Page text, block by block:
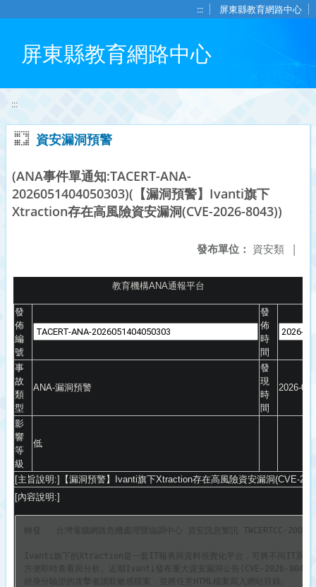
::: 屏東縣教育網路中心
屏東縣教育網路中心
:::
資安漏洞預警
(ANA事件單通知:TACERT-ANA-
2026051404050303)(【漏洞預警】Ivanti旗下
Xtraction存在高風險資安漏洞(CVE-2026-8043))
發布單位： 資安類 |
教育機構ANA通報平台
發
佈
編
號
發
佈
時
間
事
故
類
型
ANA-漏洞預警
發
現
時
間
2026-
影
響
等
級
低
[主旨說明:]【漏洞預警】 Ivanti旗下Xtraction存在高風險資安漏洞(CVE-
[內容說明:]
轉發   台灣電腦網路危機處理暨協調中心 資安訊息警訊 TWCERTCC-200-
Ivanti旗下的Xtraction是一套IT報表與資料視覺
化平台，可將不同IT系統
方便即時查看與分析。近期Ivanti發布重大資安漏洞公告( CVE-2026-8043
經身分驗證的攻擊者讀取敏感檔案，
並將任意HTML檔案寫入網站目錄。